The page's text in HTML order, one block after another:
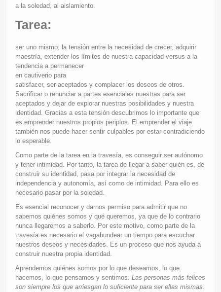
a la soledad, al aislamiento.
Tarea:
ser uno mismo; la tensión entre la necesidad de crecer, adquirir
maestría, extender los límites de nuestra capacidad versus a la
tendencia a permanecer
en cautiverio para
satisfacer, ser aceptados y complacer los deseos de otros.
Sacrificar o renunciar a partes esenciales nuestras para ser
aceptados y dejar de explorar nuestras posibilidades y nuestra
identidad. Gracias a esta tensión descubrimos lo importante que
es emprender nuestros propios periplos. El emprender el viaje
también nos puede hacer sentir culpables por estar contradiciendo
lo esperable.
Como parte de la tarea en la travesía, es conseguir ser autónomo
y tener intimidad. Por tanto, la tarea de llegar a saber quién es, de
construir su identidad, pasa por integrar la necesidad de
independencia y autonomía, así como de intimidad. Para ello es
necesario pasar por la soledad.
Es esencial reconocer y darnos permiso para admitir que no
sabemos quiénes somos y qué queremos, ya que de lo contrario
nunca llegaremos a saberlo. Por este motivo, como parte de la
travesía es necesario el vagabundear un tiempo para escuchar
nuestros deseos y necesidades. Es un proceso que nos ayuda a
construir nuestra propia identidad.
Aprendemos quiénes somos por lo que deseamos, lo que
hacemos, lo que pensamos y sentimos. Las personas más felices
son siempre los que arriesgan lo suficiente para ser ellas mismas.